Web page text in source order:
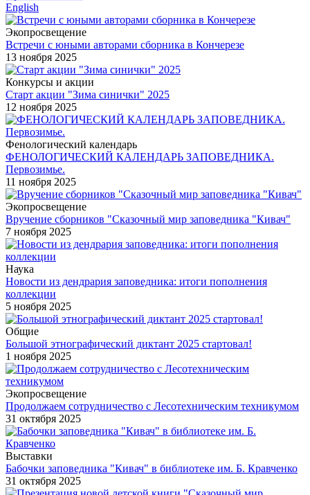
English
Экопросвещение
Встречи с юными авторами сборника в Кончерезе
13 ноября 2025
Конкурсы и акции
Старт акции "Зима синички" 2025
12 ноября 2025
Фенологический календарь
ФЕНОЛОГИЧЕСКИЙ КАЛЕНДАРЬ ЗАПОВЕДНИКА.
Первозимье.
11 ноября 2025
Экопросвещение
Вручение сборников "Сказочный мир заповедника "Кивач"
7 ноября 2025
Наука
Новости из дендрария заповедника: итоги пополнения
коллекции
5 ноября 2025
Общие
Большой этнографический диктант 2025 стартовал!
1 ноября 2025
Экопросвещение
Продолжаем сотрудничество с Лесотехническим техникумом
31 октября 2025
Выставки
Бабочки заповедника "Кивач" в библиотеке им. Б. Кравченко
31 октября 2025